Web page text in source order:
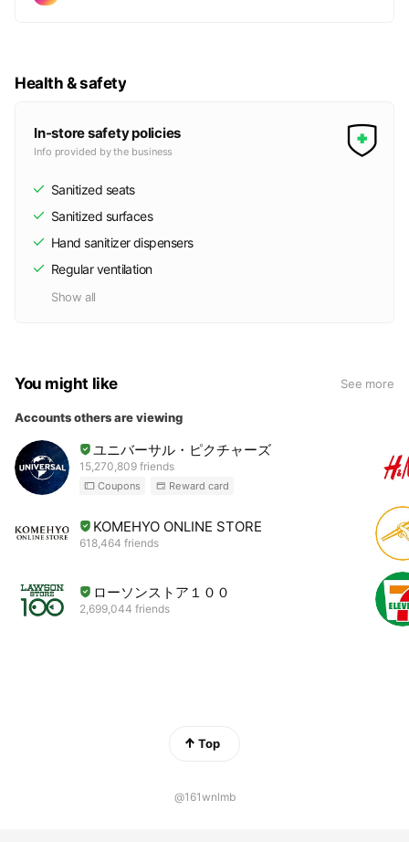
Health & safety
In-store safety policies
Info provided by the business
Sanitized seats
Sanitized surfaces
Hand sanitizer dispensers
Regular ventilation
Show all
You might like See more
Accounts others are viewing
ユニバーサル・ピクチャーズ
15,270,809 friends
Coupons Reward card
KOMEHYO ONLINE STORE
618,464 friends
ローソンストア１００
2,699,044 friends
Top
@161wnlmb